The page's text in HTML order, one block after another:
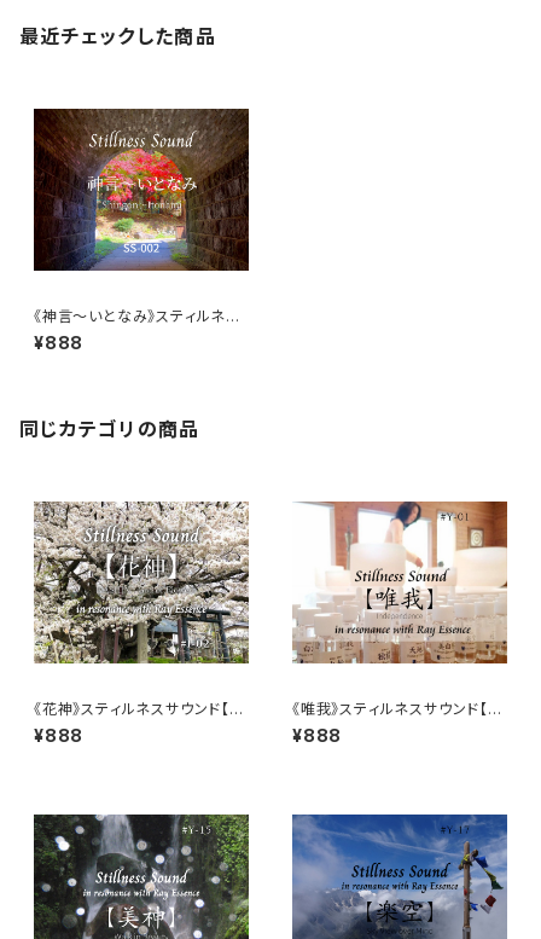
最近チェックした商品
《神言～いとなみ》スティルネス
サウンド【ダウンロード音源】
¥888
同じカテゴリの商品
《花神》スティルネスサウンド【ダ
ウンロード音源】
¥888
《唯我》スティルネスサウンド【ダ
ウンロード音源】
¥888